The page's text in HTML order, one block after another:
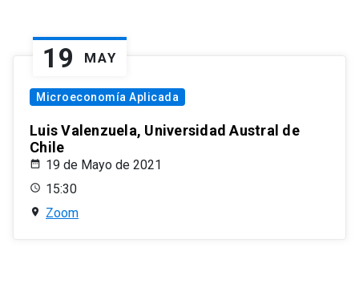
19 MAY
Microeconomía Aplicada
Luis Valenzuela, Universidad Austral de
Chile
19 de Mayo de 2021
15:30
Zoom